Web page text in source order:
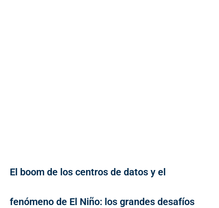
El boom de los centros de datos y el
fenómeno de El Niño: los grandes desafíos